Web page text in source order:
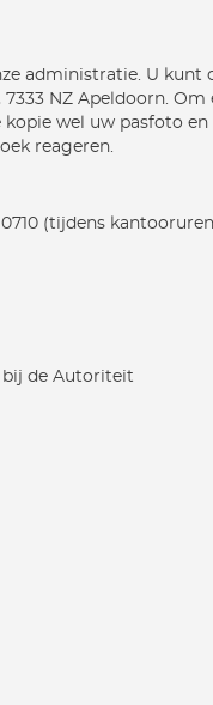
administratie. U kunt
NZ Apeldoorn. Om
wel uw pasfoto en
reageren.
(tijdens
bij de Autoriteit